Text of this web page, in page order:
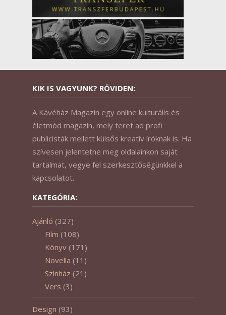
KIK IS VAGYUNK? RÖVIDEN:
A Kávéház Magazin egy online kulturális és
életmód magazin, mely teret ad profi
publicisták mellett külsős kreatív íróknak is. Ha
szívesen jelentetne meg oldalainkon saját
tartalmat, vegye fel szerkesztőségünkkel a
kapcsolatot.
KATEGÓRIA:
Ajánló (327)
Film (108)
Könyv (171)
Novella (11)
Színház (21)
Vers (3)
Design (93)